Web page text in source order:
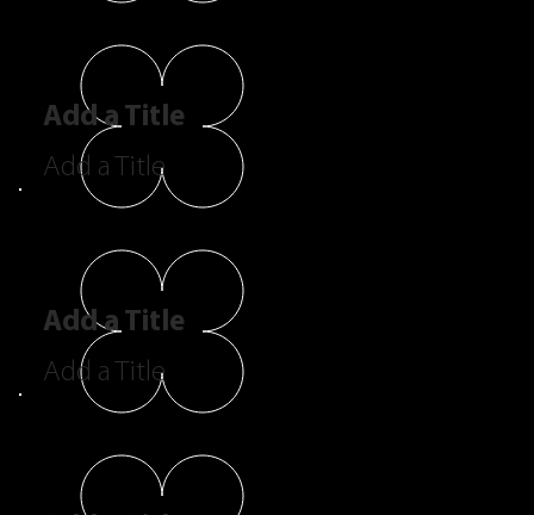
Add a Title
Add a Title
Add a Title
Add a Title